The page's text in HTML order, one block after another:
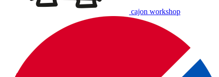
cajon workshop